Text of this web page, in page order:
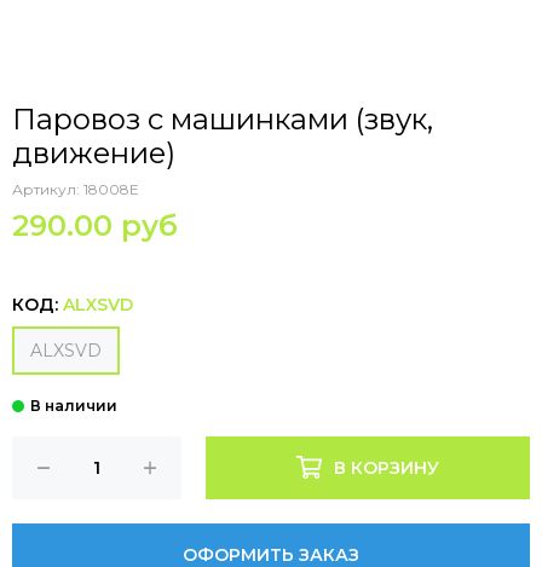
Паровоз с машинками (звук,
движение)
Артикул: 18008E
290.00 руб
КОД: ALXSVD
ALXSVD
В КОРЗИНУ
ОФОРМИТЬ ЗАКАЗ